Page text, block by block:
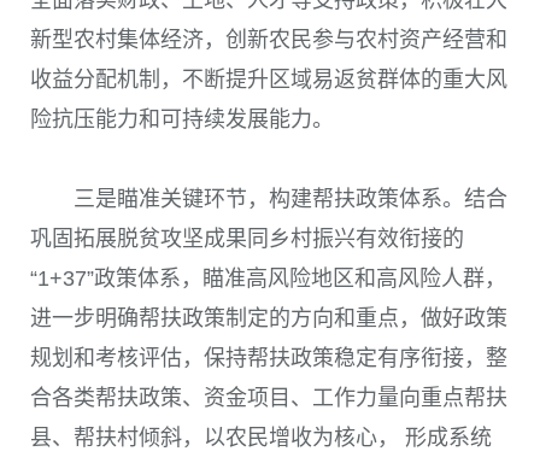
新型农村集体经济，创新农民参与农村资产经营和
收益分配机制，不断提升区域易返贫群体的重大风
险抗压能力和可持续发展能力。
三是瞄准关键环节，构建帮扶政策体系。 结合
巩固拓展脱贫攻坚成果同乡村振兴有效衔接的
“1+37”政策体系，瞄准高风险地区和高风险人群，
进一步明确帮扶政策制定的方向和重点，做好政策
规划和考核评估，保持帮扶政策稳定有序衔接，整
合各类帮扶政策、资金项目、工作力量向重点帮扶
县、帮扶村倾斜，以农民增收为核心， 形成系统